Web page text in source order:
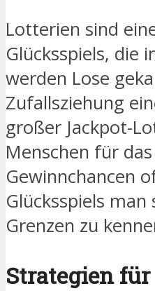
Lotterien sind
Glücksspiels, die
werden Lose
Zufallsziehung
großer Jackpot-
Menschen für
Gewinnchancen
Glücksspiels
Grenzen zu
Strategien